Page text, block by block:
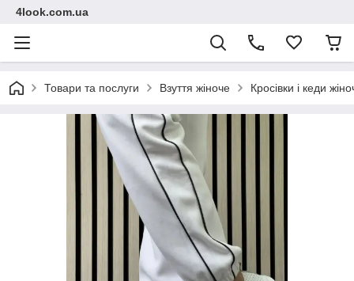
4look.com.ua
Товари та послуги Взуття жіноче Кросівки і кеди